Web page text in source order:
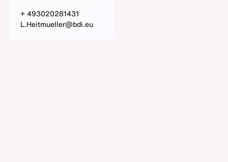
+ 493020281431
L.Heitmueller@bdi.eu